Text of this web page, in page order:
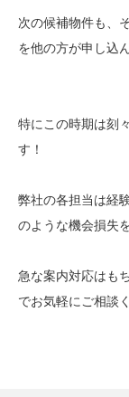
次の候補物件も、
を他の方が申し込
特にこの時期は刻
す！
弊社の各担当は経
のような機会損失
急な案内対応はも
でお気軽にご相談